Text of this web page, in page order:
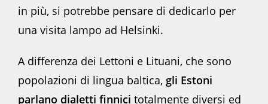
in più, si potrebbe pensare di dedicarlo per
una visita lampo ad Helsinki.
A differenza dei Lettoni e Lituani, che sono
popolazioni di lingua baltica, gli Estoni
parlano dialetti finnici totalmente diversi ed